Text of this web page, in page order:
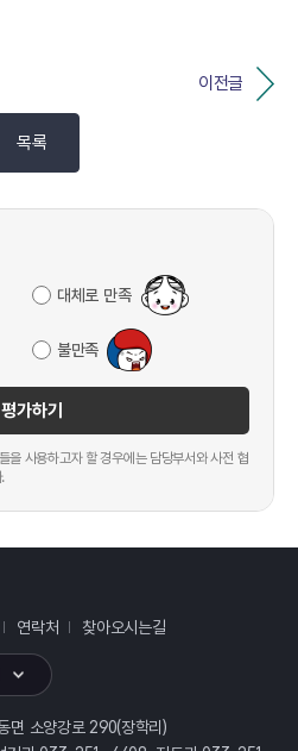
이전글
목록
대체로 만족
불만족
평가하기
을 사용하고자 할 경우에는 담당부서와 사전 협
연락처 찾아오시는길
면 소양강로 290(장학리)